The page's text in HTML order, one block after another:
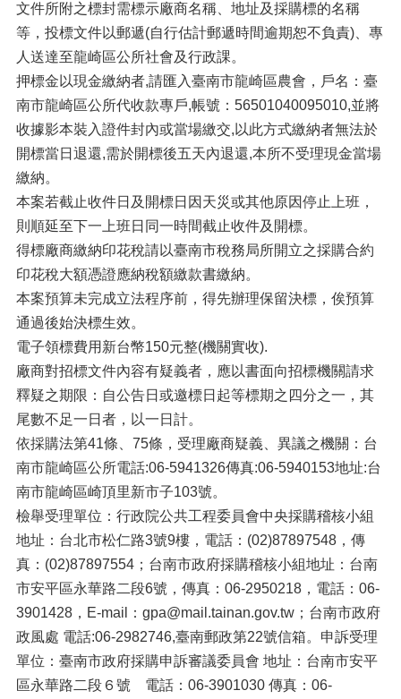
文件所附之標封需標示廠商名稱、地址及採購標的名稱
等，投標文件以郵遞(自行估計郵遞時間逾期恕不負責)、專
人送達至龍崎區公所社會及行政課。
押標金以現金繳納者,請匯入臺南市龍崎區農會，戶名：臺
南市龍崎區公所代收款專戶,帳號：56501040095010,並將
收據影本裝入證件封內或當場繳交,以此方式繳納者無法於
開標當日退還,需於開標後五天內退還,本所不受理現金當場
繳納。
本案若截止收件日及開標日因天災或其他原因停止上班，
則順延至下一上班日同一時間截止收件及開標。
得標廠商繳納印花稅請以臺南市稅務局所開立之採購合約
印花稅大額憑證應納稅額繳款書繳納。
本案預算未完成立法程序前，得先辦理保留決標，俟預算
通過後始決標生效。
電子領標費用新台幣150元整(機關實收).
廠商對招標文件內容有疑義者，應以書面向招標機關請求
釋疑之期限：自公告日或邀標日起等標期之四分之一，其
尾數不足一日者，以一日計。
依採購法第41條、75條，受理廠商疑義、異議之機關：台
南市龍崎區公所電話:06-5941326傳真:06-5940153地址:台
南市龍崎區崎頂里新市子103號。
檢舉受理單位：行政院公共工程委員會中央採購稽核小組
地址：台北市松仁路3號9樓，電話：(02)87897548，傳
真：(02)87897554；台南市政府採購稽核小組地址：台南
市安平區永華路二段6號，傳真：06-2950218，電話：06-
3901428，E-mail：gpa@mail.tainan.gov.tw；台南市政府
政風處 電話:06-2982746,臺南郵政第22號信箱。申訴受理
單位：臺南市政府採購申訴審議委員會 地址：台南市安平
區永華路二段６號 電話：06-3901030 傳真：06-